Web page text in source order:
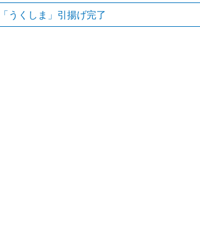
うくしま」引揚げ完了